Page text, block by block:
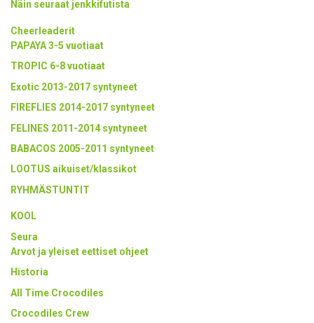
Näin seuraat jenkkifutista
Cheerleaderit
PAPAYA 3-5 vuotiaat
TROPIC 6-8 vuotiaat
Exotic 2013-2017 syntyneet
FIREFLIES 2014-2017 syntyneet
FELINES 2011-2014 syntyneet
BABACOS 2005-2011 syntyneet
LOOTUS aikuiset/klassikot
RYHMÄSTUNTIT
KOOL
Seura
Arvot ja yleiset eettiset ohjeet
Historia
All Time Crocodiles
Crocodiles Crew